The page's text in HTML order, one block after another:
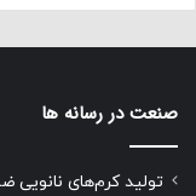
صنعت در رسانه ها
تولید کرم‌های